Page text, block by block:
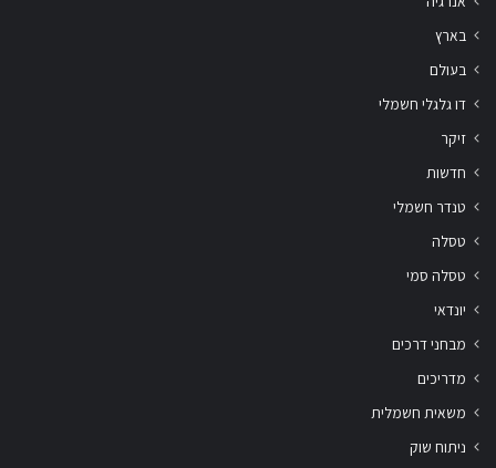
בארץ
בעולם
דו גלגלי חשמלי
זיקר
חדשות
טנדר חשמלי
טסלה
טסלה סמי
יונדאי
מבחני דרכים
מדריכים
משאית חשמלית
ניתוח שוק